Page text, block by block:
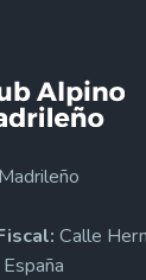
Calle